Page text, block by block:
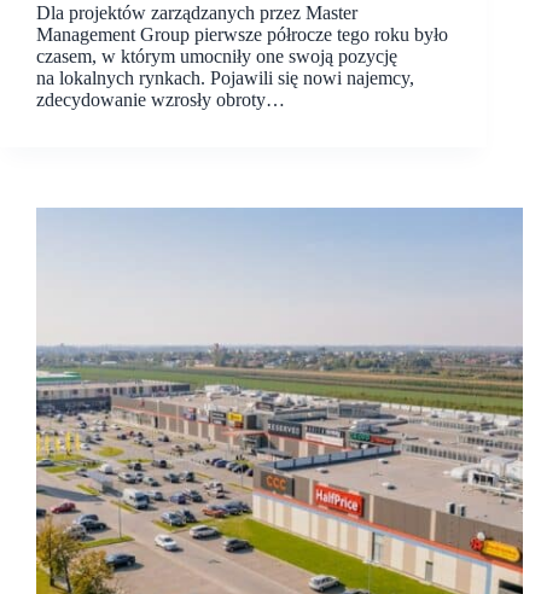
Dla projektów zarządzanych przez Master
Management Group pierwsze półrocze tego roku było
czasem, w którym umocniły one swoją pozycję
na lokalnych rynkach. Pojawili się nowi najemcy,
zdecydowanie wzrosły obroty…